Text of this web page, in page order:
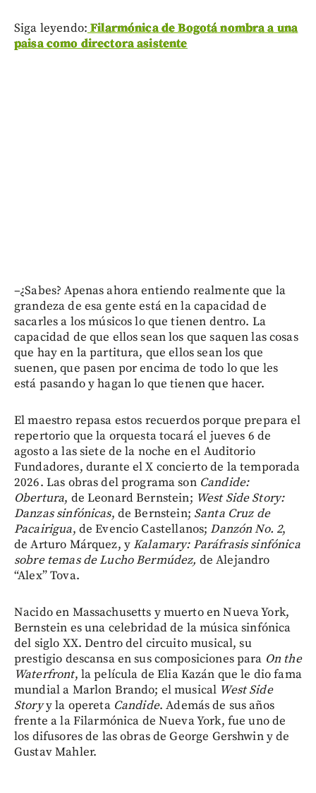
Siga leyendo: Filarmónica de Bogotá nombra a una
paisa como directora asistente
–¿Sabes? Apenas ahora entiendo realmente que la
grandeza de esa gente está en la capacidad de
sacarles a los músicos lo que tienen dentro. La
capacidad de que ellos sean los que saquen las cosas
que hay en la partitura, que ellos sean los que
suenen, que pasen por encima de todo lo que les
está pasando y hagan lo que tienen que hacer.
El maestro repasa estos recuerdos porque prepara el
repertorio que la orquesta tocará el jueves 6 de
agosto a las siete de la noche en el Auditorio
Fundadores, durante el X concierto de la temporada
2026. Las obras del programa son Candide:
Obertura, de Leonard Bernstein; West Side Story:
Danzas sinfónicas, de Bernstein; Santa Cruz de
Pacairigua, de Evencio Castellanos;Danzón No. 2,
de Arturo Márquez, yKalamary: Paráfrasis sinfónica
sobre temas de Lucho Bermúdez, de Alejandro
“Alex” Tova.
Nacido en Massachusetts y muerto en Nueva York,
Bernstein es una celebridad de la música sinfónica
del siglo XX. Dentro del circuito musical, su
prestigio descansa en sus composiciones para On the
Waterfront, la película de Elia Kazán que le dio fama
mundial a Marlon Brando; el musical West Side
Storyy la opereta Candide. Además de sus años
frente a la Filarmónica de Nueva York, fue uno de
los difusores de las obras de George Gershwin y de
Gustav Mahler.